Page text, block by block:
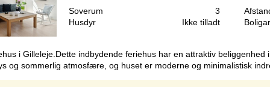
Soverum
3
Husdyr
Ikke tilladt
i Gilleleje.Dette indbydende feriehus har en attraktiv
og sommerlig atmosfære, og huset er moderne og minimalistisk